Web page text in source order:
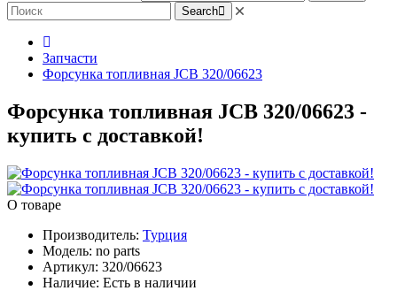
Search
Запчасти
Форсунка топливная JCB 320/06623
Форсунка топливная JCB 320/06623 -
купить с доставкой!
О товаре
Производитель: Турция
Модель: no parts
Артикул: 320/06623
Наличие: Есть в наличии